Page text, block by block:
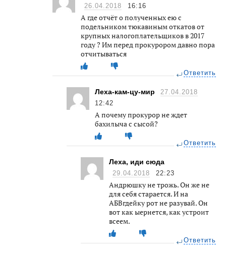
26.04.2018 16:16
А где отчёт о полученных ею с
подельником тюкавиным откатов от
крупных налогоплательщиков в 2017
году ? Им перед прокурором давно пора
отчитываться
Ответить
Леха-кам-цу-мир
27.04.2018
12:42
А почему прокурор не ждет
бахилыча с сысой?
Ответить
Леха, иди сюда
29.04.2018 22:23
Андрюшку не трожь. Он же не
для себя старается. И на
АБВгдейку рот не разувай. Он
вот как ыернется, как устроит
всеем.
Ответить